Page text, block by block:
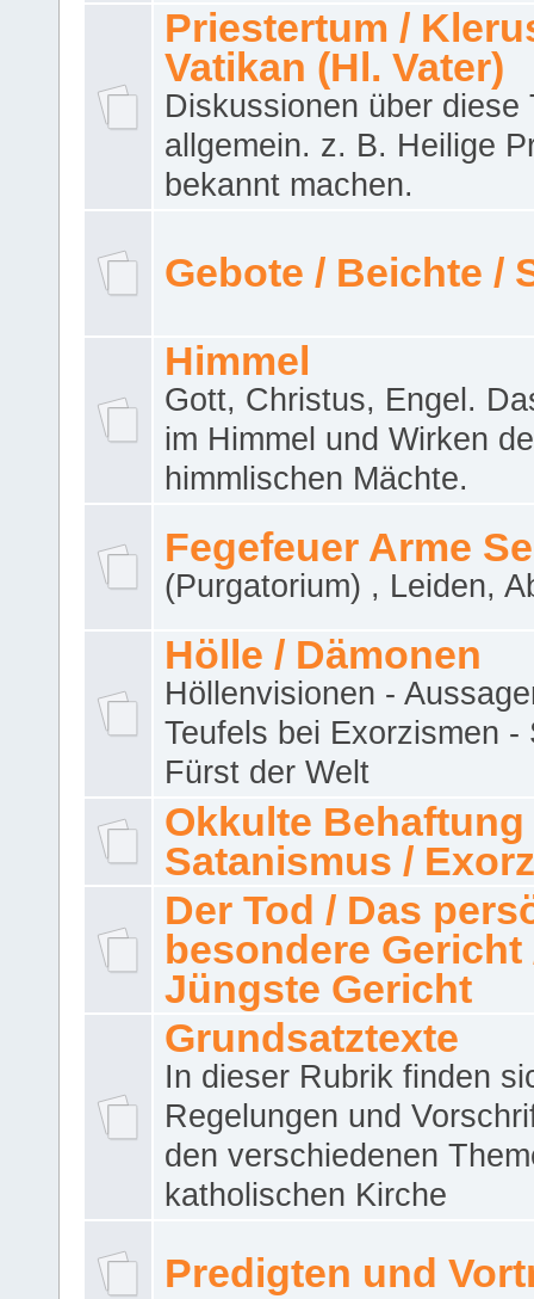
Priestertum /
Vatikan (Hl. Vater)
Diskussionen über diese
allgemein. z. B. Heilige
bekannt machen.
Gebote / Beichte /
Himmel
Gott, Christus, Engel.
im Himmel und Wirken
himmlischen Mächte.
Fegefeuer Arme
(Purgatorium) , Leiden,
Hölle / Dämonen
Höllenvisionen -
Teufels bei Exorzismen -
Fürst der Welt
Okkulte Behaftung
Satanismus /
Der Tod / Das
besondere Gericht
Jüngste Gericht
Grundsatztexte
In dieser Rubrik finden
Regelungen und
den verschiedenen
katholischen Kirche
Predigten und